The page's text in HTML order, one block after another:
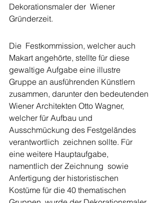
Dekorationsmaler der  Wiener
Gründerzeit.
Die  Festkommission, welcher auch
Makart angehörte, stellte für diese
gewaltige Aufgabe eine illustre
Gruppe an ausführenden Künstlern
zusammen, darunter den bedeutenden
Wiener Architekten Otto Wagner,
welcher für Aufbau und
Ausschmückung des Festgeländes
verantwortlich  zeichnen sollte. Für
eine weitere Hauptaufgabe,
namentlich der Zeichnung  sowie
Anfertigung der historistischen
Kostüme für die 40 thematischen